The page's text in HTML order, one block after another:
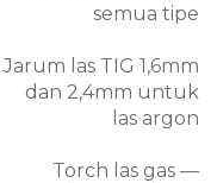
semua tipe
Jarum las TIG 1,6mm
dan 2,4mm untuk
las argon
Torch las gas —